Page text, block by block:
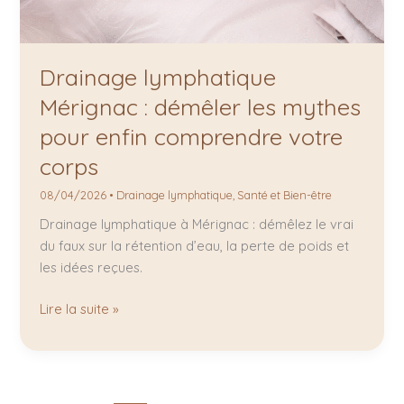
Drainage lymphatique
Mérignac : démêler les mythes
pour enfin comprendre votre
corps
08/04/2026 • Drainage lymphatique Santé et Bien-être
Drainage lymphatique à Mérignac : démêlez le vrai
du faux sur la rétention d’eau, la perte de poids et
les idées reçues.
Lire la suite »